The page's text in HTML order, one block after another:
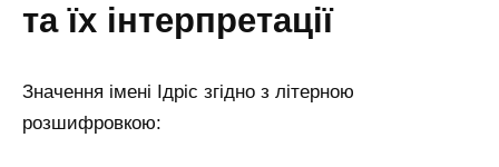
та їх інтерпретації
Значення імені Ідріс згідно з літерною
розшифровкою: